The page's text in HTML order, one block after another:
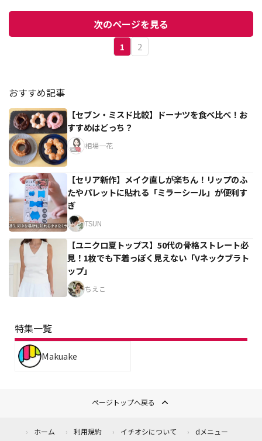
次のページを見る
1 2
おすすめ記事
【セブン・ミスド比較】ドーナツを食べ比べ！お
すすめはどっち？
相場一花
【セリア新作】メイク直しが楽ちん！リップのふ
たやパレットに貼れる「ミラーシール」が便利す
ぎ
TSUN
【ユニクロ夏トップス】50代の骨格ストレート必
見！1枚でも下着っぽく見えない「Vネックブラト
ップ」
ちえこ
特集一覧
Makuake
ページトップへ戻る
ホーム 利用規約 イチオシについて dメニュー